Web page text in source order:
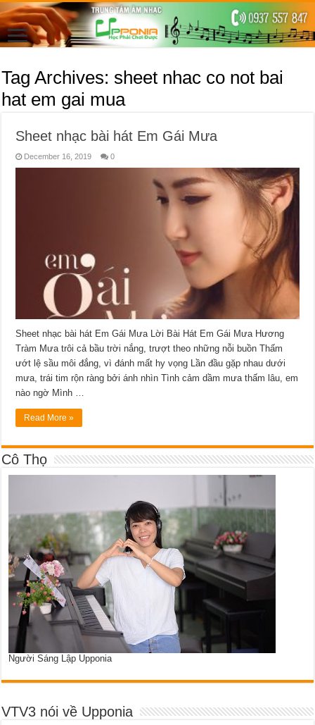
Tag Archives:sheet nhac co not bai
hat em gai mua
Sheet nhạc bài hát Em Gái Mưa
December 16, 2019 0
Sheet nhạc bài hát Em Gái Mưa Lời Bài Hát Em Gái Mưa Hương
Tràm Mưa trôi cả bầu trời nắng, trượt theo những nỗi buồn Thấm
ướt lệ sầu môi đắng, vì đánh mất hy vọng Lần đầu gặp nhau dưới
mưa, trái tim rộn ràng bởi ánh nhìn Tình cảm dầm mưa thấm lâu, em
nào ngờ Mình …
Read More »
Cô Thọ
Người Sáng Lập Upponia
VTV3 nói về Upponia